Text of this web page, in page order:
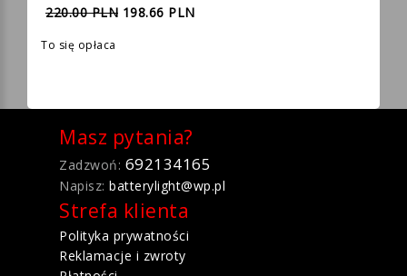
220.00 PLN 198.66 PLN
To się opłaca
Masz pytania?
Zadzwoń: 692134165
Napisz: batterylight@wp.pl
Strefa klienta
Polityka prywatności
Reklamacje i zwroty